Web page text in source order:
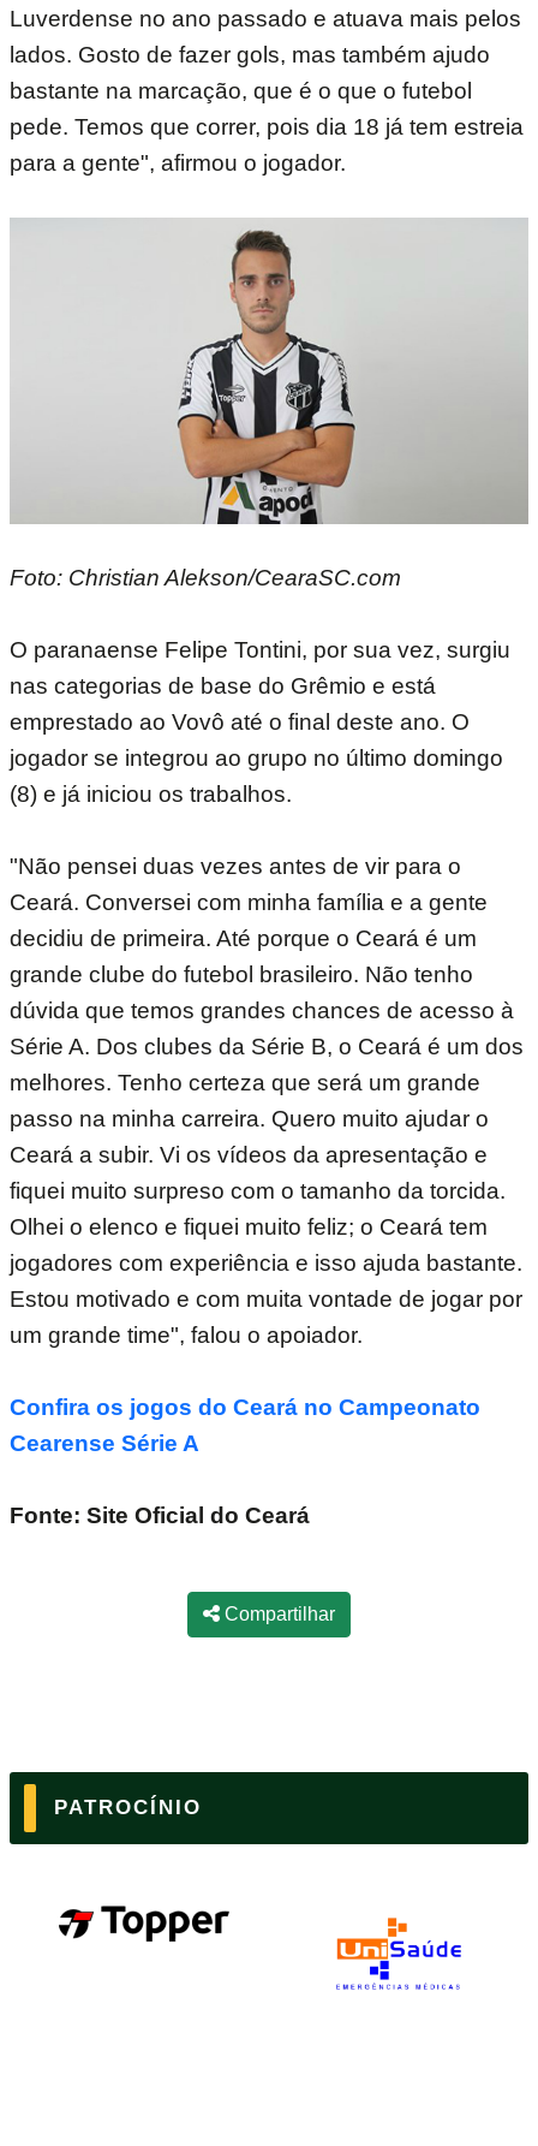
Luverdense no ano passado e atuava mais pelos
lados. Gosto de fazer gols, mas também ajudo
bastante na marcação, que é o que o futebol
pede. Temos que correr, pois dia 18 já tem estreia
para a gente", afirmou o jogador.
Foto: Christian Alekson/CearaSC.com
O paranaense Felipe Tontini, por sua vez, surgiu
nas categorias de base do Grêmio e está
emprestado ao Vovô até o final deste ano. O
jogador se integrou ao grupo no último domingo
(8) e já iniciou os trabalhos.
"Não pensei duas vezes antes de vir para o
Ceará. Conversei com minha família e a gente
decidiu de primeira. Até porque o Ceará é um
grande clube do futebol brasileiro. Não tenho
dúvida que temos grandes chances de acesso à
Série A. Dos clubes da Série B, o Ceará é um dos
melhores. Tenho certeza que será um grande
passo na minha carreira. Quero muito ajudar o
Ceará a subir. Vi os vídeos da apresentação e
fiquei muito surpreso com o tamanho da torcida.
Olhei o elenco e fiquei muito feliz; o Ceará tem
jogadores com experiência e isso ajuda bastante.
Estou motivado e com muita vontade de jogar por
um grande time", falou o apoiador.
Confira os jogos do Ceará no Campeonato
Cearense Série A
Fonte: Site Oficial do Ceará
Compartilhar
PATROCÍNIO